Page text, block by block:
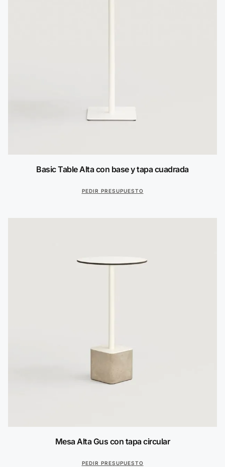
Basic Table Alta con base y tapa cuadrada
PEDIR PRESUPUESTO
Mesa Alta Gus con tapa circular
PEDIR PRESUPUESTO